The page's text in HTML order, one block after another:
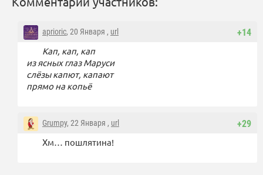
+14
aprioric, 20 Января , url
Кап, кап, кап
из ясных глаз Маруси
слёзы капют, капают
прямо на копьё
+29
Grumpy, 22 Января , url
Хм… пошлятина!